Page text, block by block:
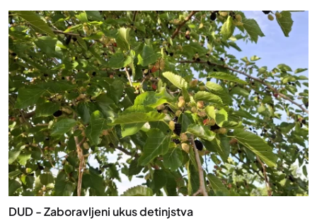
DUD - Zaboravljeni ukus detinjstva